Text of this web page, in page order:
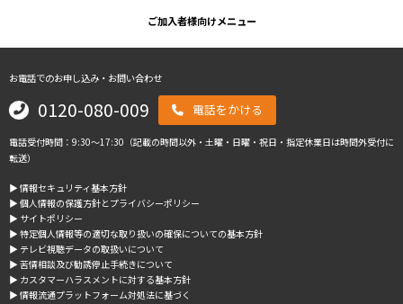
ご加入者様向けメニュー
お電話でのお申し込み・お問い合わせ
0120-080-009 電話をかける
電話受付時間：9:30～17:30（記載の時間以外・土曜・日曜・祝日・指定休業日は時間外受付に
転送）
▶︎ 情報セキュリティ基本方針
▶︎ 個人情報の保護方針とプライバシーポリシー
▶︎ サイトポリシー
▶︎ 特定個人情報等の適切な取り扱いの確保についての基本方針
▶︎ テレビ視聴データの取扱いについて
▶︎ 苦情相談及び勧誘停止手続きについて
▶︎ カスタマーハラスメントに対する基本方針
▶︎ 情報流通プラットフォーム対処法に基づく